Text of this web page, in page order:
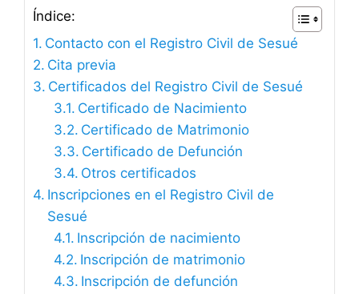
Índice:
Contacto con el Registro Civil de Sesué
Cita previa
Certificados del Registro Civil de Sesué
Certificado de Nacimiento
Certificado de Matrimonio
Certificado de Defunción
Otros certificados
Inscripciones en el Registro Civil de
Sesué
Inscripción de nacimiento
Inscripción de matrimonio
Inscripción de defunción